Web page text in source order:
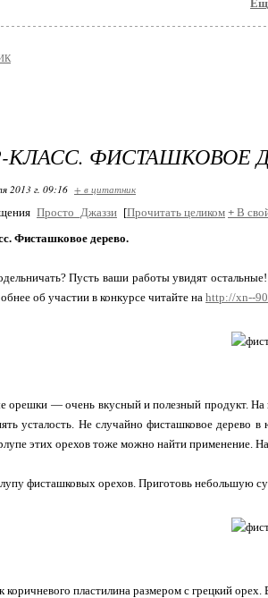
КЛАСС. ФИСТАШКОВОЕ
2013 г. 09:16 + в цитатник
Просто_Джаззи [Прочитать целиком + В
Фисташковое дерево.
Пусть ваши работы увидят
об участии в конкурсе читайте на http://xn--
орешки — очень вкусный и полезный продукт.
усталость. Не случайно фисташковое
этих орехов тоже можно найти применение.
фисташковых орехов. Приготовь небольшую
коричневого пластилина размером с грецкий